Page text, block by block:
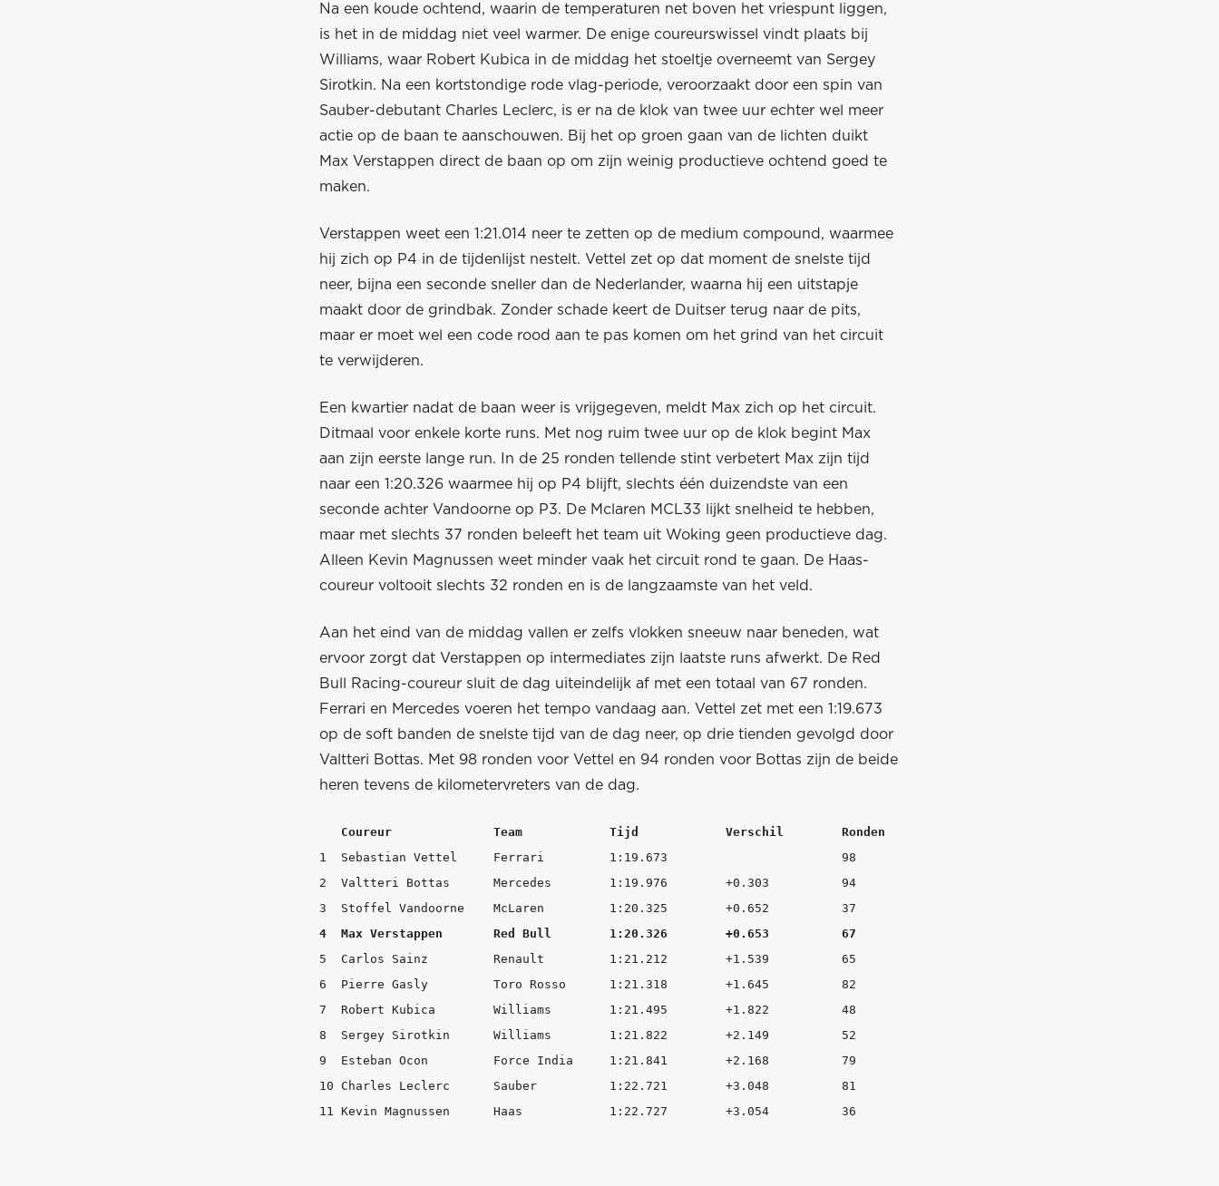
Na een koude ochtend, waarin de temperaturen net boven het vriespunt liggen,
is het in de middag niet veel warmer. De enige coureurswissel vindt plaats bij
Williams, waar Robert Kubica in de middag het stoeltje overneemt van Sergey
Sirotkin. Na een kortstondige rode vlag-periode, veroorzaakt door een spin van
Sauber-debutant Charles Leclerc, is er na de klok van twee uur echter wel meer
actie op de baan te aanschouwen. Bij het op groen gaan van de lichten duikt
Max Verstappen direct de baan op om zijn weinig productieve ochtend goed te
maken.
Verstappen weet een 1:21.014 neer te zetten op de medium compound, waarmee
hij zich op P4 in de tijdenlijst nestelt. Vettel zet op dat moment de snelste tijd
neer, bijna een seconde sneller dan de Nederlander, waarna hij een uitstapje
maakt door de grindbak. Zonder schade keert de Duitser terug naar de pits,
maar er moet wel een code rood aan te pas komen om het grind van het circuit
te verwijderen.
Een kwartier nadat de baan weer is vrijgegeven, meldt Max zich op het circuit.
Ditmaal voor enkele korte runs. Met nog ruim twee uur op de klok begint Max
aan zijn eerste lange run. In de 25 ronden tellende stint verbetert Max zijn tijd
naar een 1:20.326 waarmee hij op P4 blijft, slechts één duizendste van een
seconde achter Vandoorne op P3. De Mclaren MCL33 lijkt snelheid te hebben,
maar met slechts 37 ronden beleeft het team uit Woking geen productieve dag.
Alleen Kevin Magnussen weet minder vaak het circuit rond te gaan. De Haas-
coureur voltooit slechts 32 ronden en is de langzaamste van het veld.
Aan het eind van de middag vallen er zelfs vlokken sneeuw naar beneden, wat
ervoor zorgt dat Verstappen op intermediates zijn laatste runs afwerkt. De Red
Bull Racing-coureur sluit de dag uiteindelijk af met een totaal van 67 ronden.
Ferrari en Mercedes voeren het tempo vandaag aan. Vettel zet met een 1:19.673
op de soft banden de snelste tijd van de dag neer, op drie tienden gevolgd door
Valtteri Bottas. Met 98 ronden voor Vettel en 94 ronden voor Bottas zijn de beide
heren tevens de kilometervreters van de dag.
Coureur         	Team	 	Tijd 	        Verschil	Ronden
1  Sebastian Vettel	Ferrari		1:19.673  	        	98
2  Valtteri Bottas	Mercedes	1:19.976        +0.303  	94
4  Max Verstappen 	Red Bull	1:20.326	+0.653  	67
5  Carlos Sainz   	Renault		1:21.212	+1.539   	65
6  Pierre Gasly   	Toro Rosso	1:21.318	+1.645  	82
7  Robert Kubica   	Williams	1:21.495	+1.822  	48
8  Sergey Sirotkin	Williams	1:21.822	+2.149  	52
9  Esteban Ocon   	Force India	1:21.841	+2.168  	79
10 Charles Leclerc	Sauber		1:22.721	+3.048  	81
11 Kevin Magnussen	Haas		1:22.727	+3.054  	36